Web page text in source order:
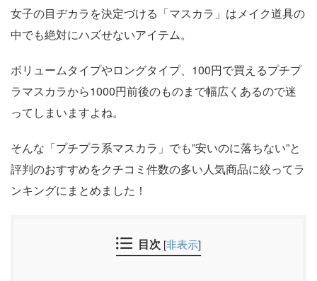
女子の目ヂカラを決定づける「マスカラ」はメイク道具の
中でも絶対にハズせないアイテム。
ボリュームタイプやロングタイプ、100円で買えるプチプ
ラマスカラから1000円前後のものまで幅広くあるので迷
ってしまいますよね。
そんな「プチプラ系マスカラ」でも”安いのに落ちない”と
評判のおすすめをクチコミ件数の多い人気商品に絞ってラ
ンキングにまとめました！
目次 [非表示]